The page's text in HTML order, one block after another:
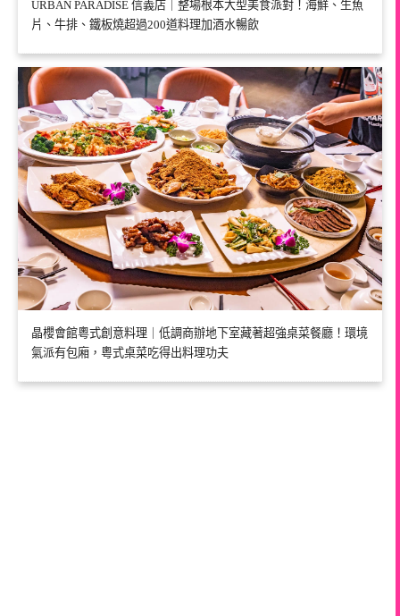
URBAN PARADISE 信義店｜整場根本大型美食派對！海鮮、生魚
片、牛排、鐵板燒超過200道料理加酒水暢飲
晶櫻會館粵式創意料理｜低調商辦地下室藏著超強桌菜餐廳！環境
氣派有包廂，粵式桌菜吃得出料理功夫